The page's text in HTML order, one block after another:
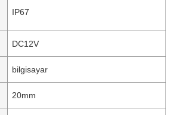
IP67
DC12V
bilgisayar
20mm